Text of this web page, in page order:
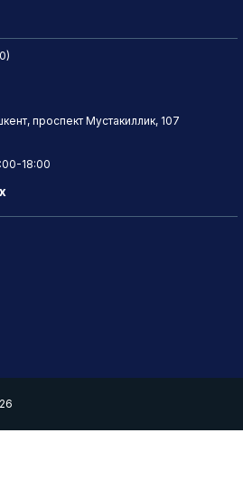
проспект Мустакиллик, 107
18:00